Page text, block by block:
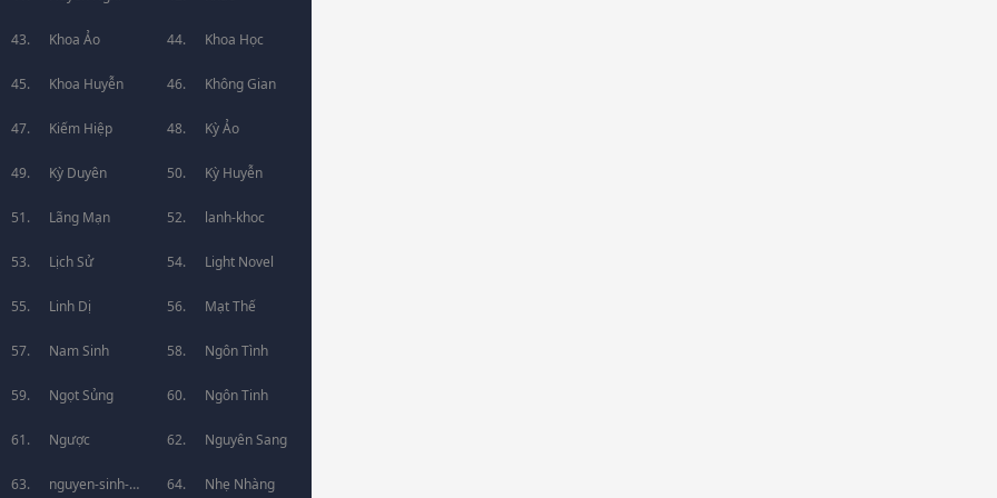
Khoa Ảo Khoa Học
Khoa Huyễn Không Gian
Kiếm Hiệp Kỳ Ảo
Kỳ Duyên Kỳ Huyễn
Lãng Mạn lanh-khoc
Lịch Sử Light Novel
Linh Dị Mạt Thế
Nam Sinh Ngôn Tình
Ngọt Sủng Ngôn Tinh
Ngược Nguyên Sang
nguyen-sinh- Nhẹ Nhàng